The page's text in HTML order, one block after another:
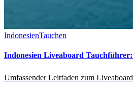
IndonesienTauchen
Indonesien Liveaboard
Umfassender Leitfaden zum